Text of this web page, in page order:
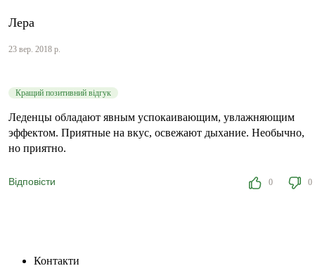
Лера
23 вер. 2018 р.
Кращий позитивний відгук
Леденцы обладают явным успокаивающим, увлажняющим
эффектом. Приятные на вкус, освежают дыхание. Необычно,
но приятно.
Відповісти 0 0
Контакти